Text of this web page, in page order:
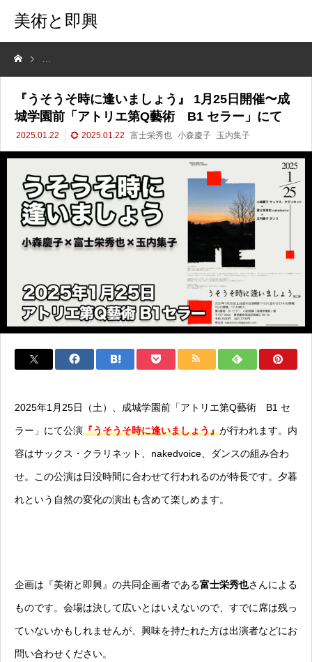
美術と即興
『うそうそ時に逢いましょう』 1月25日開催〜成城学園前「アトリエ
『うそうそ時に逢いましょう』 1月25日開催〜成
城学園前「アトリエ第Q藝術 B1 セラー」にて
2025.01.22 2025.01.22 富士栄秀也 小森慶子 玉内集子
2025年1月25日（土）、成城学園前「アトリエ第Q藝術 B1 セ
ラー」にて公演『うそうそ時に逢いましょう』が行われます。内
容はサックス・クラリネット、nakedvoice、ダンスの組み合わ
せ。この公演は日没時間に合わせて行われるのが特長です。夕暮
れという自然の変化の演出も含めて楽しめます。
企画は『美術と即興』の共同企画者である富士栄秀也さんによる
ものです。会場は決して広いとはいえないので、すでに席は残っ
ていないかもしれませんが、興味を持たれた方は出演者などにお
問い合わせください。